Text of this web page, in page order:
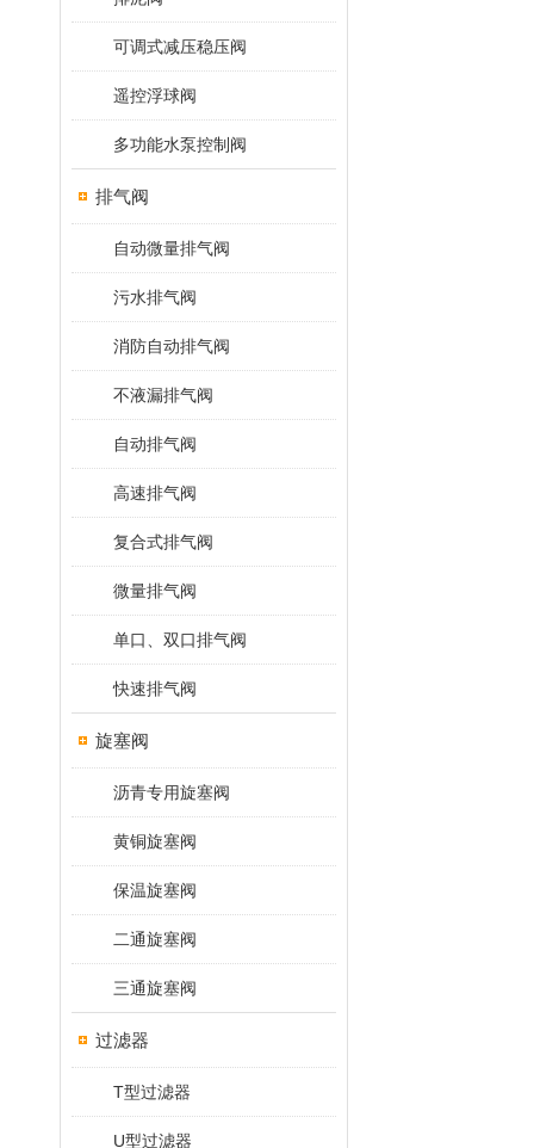
可调式减压稳压阀
遥控浮球阀
多功能水泵控制阀
排气阀
自动微量排气阀
污水排气阀
消防自动排气阀
不液漏排气阀
自动排气阀
高速排气阀
复合式排气阀
微量排气阀
单口、双口排气阀
快速排气阀
旋塞阀
沥青专用旋塞阀
黄铜旋塞阀
保温旋塞阀
二通旋塞阀
三通旋塞阀
过滤器
T型过滤器
U型过滤器